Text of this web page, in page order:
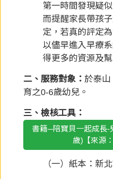
第一時間發現疑
而提醒家長帶孩
定，若真的評定
以儘早進入早療
得更多的資源及幫
二、服務對象： 於泰山
育之0-6歲幼兒。
三、檢核工具：
書籍─陪寶貝一起成長-
歲)【來源
（一）紙本：新